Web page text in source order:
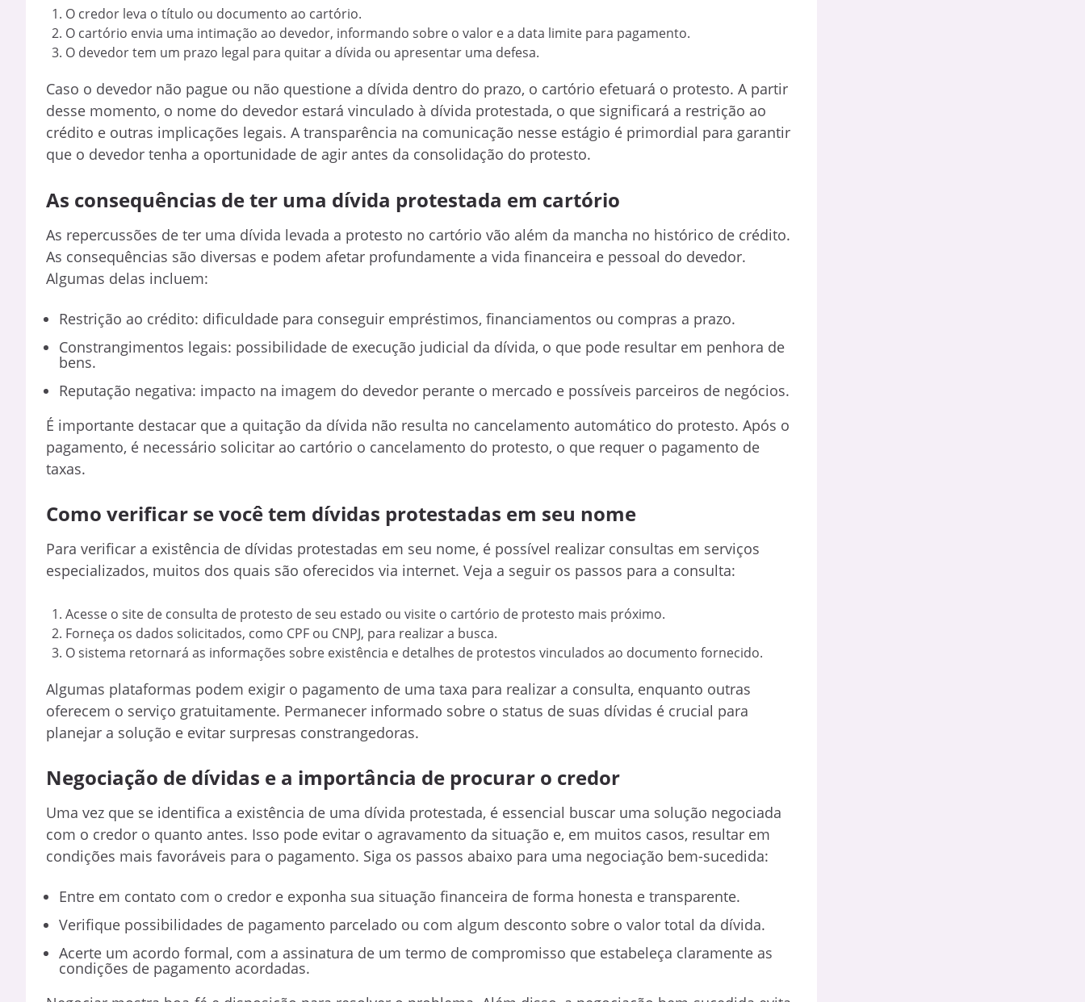
O credor leva o título ou documento ao cartório.
O cartório envia uma intimação ao devedor, informando sobre o valor e a data limite para pagamento.
O devedor tem um prazo legal para quitar a dívida ou apresentar uma defesa.
Caso o devedor não pague ou não questione a dívida dentro do prazo, o cartório efetuará o protesto. A partir
desse momento, o nome do devedor estará vinculado à dívida protestada, o que significará a restrição ao
crédito e outras implicações legais. A transparência na comunicação nesse estágio é primordial para garantir
que o devedor tenha a oportunidade de agir antes da consolidação do protesto.
As consequências de ter uma dívida protestada em cartório
As repercussões de ter uma dívida levada a protesto no cartório vão além da mancha no histórico de crédito.
As consequências são diversas e podem afetar profundamente a vida financeira e pessoal do devedor.
Algumas delas incluem:
Restrição ao crédito: dificuldade para conseguir empréstimos, financiamentos ou compras a prazo.
Constrangimentos legais: possibilidade de execução judicial da dívida, o que pode resultar em penhora de
bens.
Reputação negativa: impacto na imagem do devedor perante o mercado e possíveis parceiros de negócios.
É importante destacar que a quitação da dívida não resulta no cancelamento automático do protesto. Após o
pagamento, é necessário solicitar ao cartório o cancelamento do protesto, o que requer o pagamento de
taxas.
Como verificar se você tem dívidas protestadas em seu nome
Para verificar a existência de dívidas protestadas em seu nome, é possível realizar consultas em serviços
especializados, muitos dos quais são oferecidos via internet. Veja a seguir os passos para a consulta:
Acesse o site de consulta de protesto de seu estado ou visite o cartório de protesto mais próximo.
Forneça os dados solicitados, como CPF ou CNPJ, para realizar a busca.
O sistema retornará as informações sobre existência e detalhes de protestos vinculados ao documento fornecido.
Algumas plataformas podem exigir o pagamento de uma taxa para realizar a consulta, enquanto outras
oferecem o serviço gratuitamente. Permanecer informado sobre o status de suas dívidas é crucial para
planejar a solução e evitar surpresas constrangedoras.
Negociação de dívidas e a importância de procurar o credor
Uma vez que se identifica a existência de uma dívida protestada, é essencial buscar uma solução negociada
com o credor o quanto antes. Isso pode evitar o agravamento da situação e, em muitos casos, resultar em
condições mais favoráveis para o pagamento. Siga os passos abaixo para uma negociação bem-sucedida:
Entre em contato com o credor e exponha sua situação financeira de forma honesta e transparente.
Verifique possibilidades de pagamento parcelado ou com algum desconto sobre o valor total da dívida.
Acerte um acordo formal, com a assinatura de um termo de compromisso que estabeleça claramente as
condições de pagamento acordadas.